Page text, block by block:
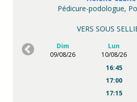
Pédicure-podologue,
VERS SOUS
Dim
09/08/26
Lun
10/08/26
16:45
17:00
17:15